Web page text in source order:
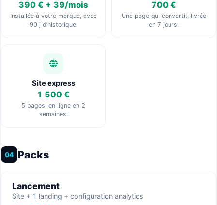
390 € + 39/mois
Installée à votre marque, avec
90 j d’historique.
700 €
Une page qui convertit, livrée
en 7 jours.
Site express
1 500 €
5 pages, en ligne en 2
semaines.
04 Packs
Lancement
Site + 1 landing + configuration analytics